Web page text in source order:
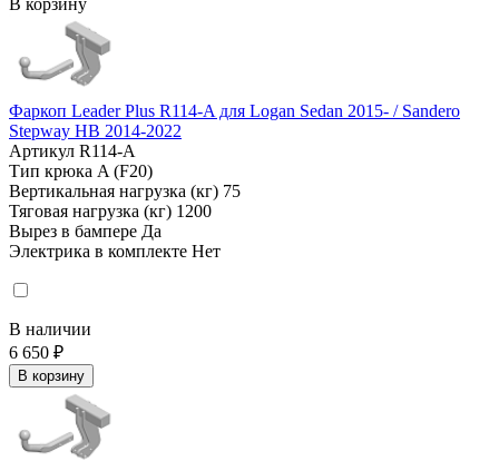
В корзину
Фаркоп Leader Plus R114-A для Logan Sedan 2015- / Sandero
Stepway HB 2014-2022
Артикул R114-A
Тип крюка A (F20)
Вертикальная нагрузка (кг) 75
Тяговая нагрузка (кг) 1200
Вырез в бампере Да
Электрика в комплекте Нет
В наличии
6 650 ₽
В корзину